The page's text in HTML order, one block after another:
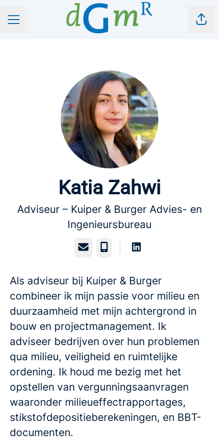
CARRIÈREMENU
Katia Zahwi
Adviseur – Kuiper & Burger Advies- en
Ingenieursbureau
E-mailadresTelefoonnummer
Als adviseur bij Kuiper & Burger
combineer ik mijn passie voor milieu en
duurzaamheid met mijn achtergrond in
bouw en projectmanagement. Ik
adviseer bedrijven over hun problemen
qua milieu, veiligheid en ruimtelijke
ordening. Ik houd me bezig met het
opstellen van vergunningsaanvragen
waaronder milieueffectrapportages,
stikstofdepositieberekeningen, en BBT-
documenten.